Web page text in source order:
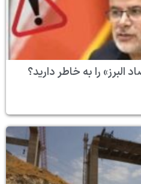
البرز» را به خاطر دارید؟